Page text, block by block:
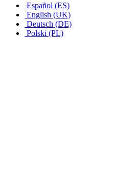
Español (ES)
English (UK)
Deutsch (DE)
Polski (PL)